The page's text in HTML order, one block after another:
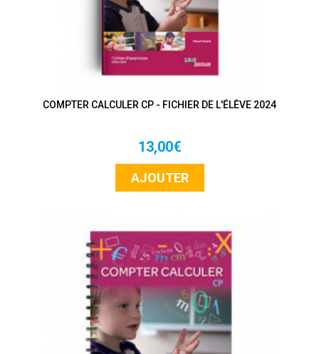
COMPTER CALCULER CP - FICHIER DE L'ÉLÈVE 2024
13,00€
AJOUTER